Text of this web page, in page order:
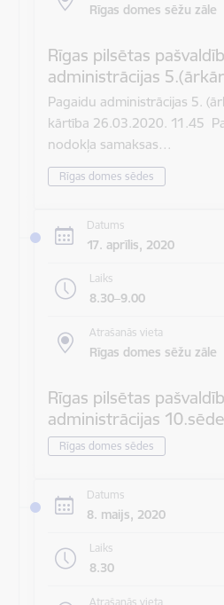
Rīgas domes sēžu zāle
Rīgas pilsētas
administrācijas
Pagaidu administrācijas 5.
kārtība 26.03.2020. 11.45
nodokļa samaksas…
Rīgas domes sēdes
Datums
17. aprīlis, 2020
Laiks
8.30–9.00
Atrašanās vieta
Rīgas domes sēžu zāle
Rīgas pilsētas
administrācijas 10.sēde
Rīgas domes sēdes
Datums
8. maijs, 2020
Laiks
8.30
Atrašanās vieta